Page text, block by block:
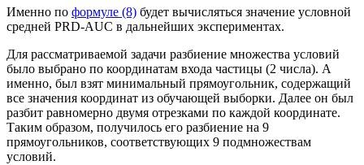
Именно по формуле (8) будет вычисляться значение условной
средней PRD-AUC в дальнейших экспериментах.
Для рассматриваемой задачи разбиение множества условий
было выбрано по координатам входа частицы (2 числа). А
именно, был взят минимальный прямоугольник, содержащий
все значения координат из обучающей выборки. Далее он был
разбит равномерно двумя отрезками по каждой координате.
Таким образом, получилось его разбиение на 9
прямоугольников, соответствующих 9 подмножествам
условий.